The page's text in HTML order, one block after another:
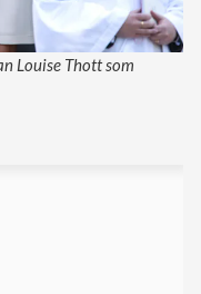
Louise Thott som